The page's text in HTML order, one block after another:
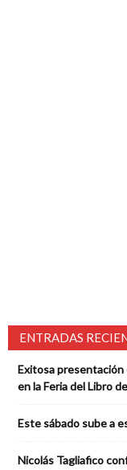
ENTRADAS
Exitosa presentación
en la Feria del Libro
Este sábado sube a
Nicolás Tagliafico